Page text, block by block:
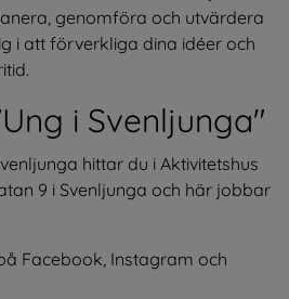
genomföra och utvärdera
i att förverkliga dina idéer och
i Svenljunga"
hittar du i Aktivitetshus
9 i Svenljunga och här jobbar
Facebook, Instagram och